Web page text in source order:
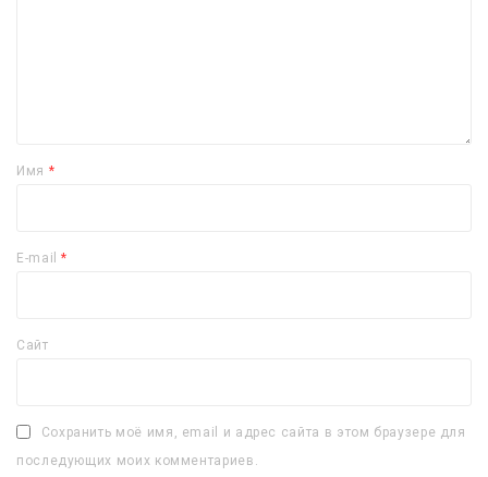
Имя *
E-mail*
Сайт
Сохранить моё имя, email и адрес сайта в этом браузере для
последующих моих комментариев.